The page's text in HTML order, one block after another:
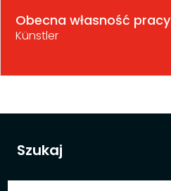
Szukaj
Obecna własność pracy
Künstler